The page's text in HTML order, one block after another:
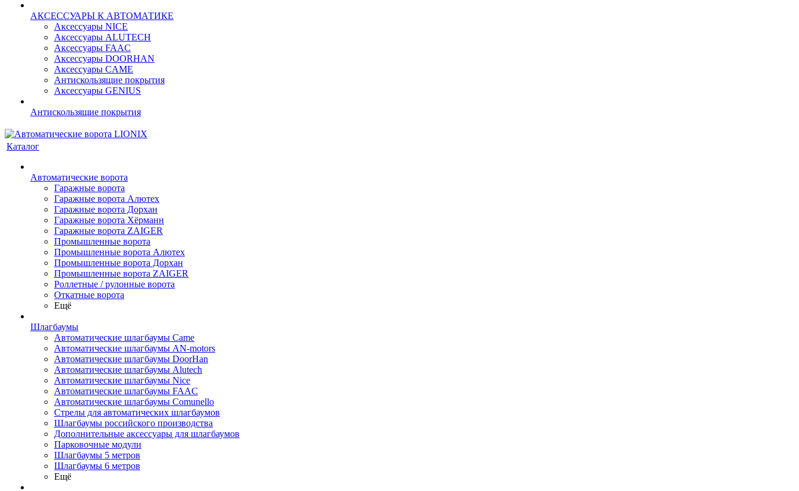
АКСЕССУАРЫ К АВТОМАТИКЕ
Аксессуары NICE
Аксессуары ALUTECH
Аксессуары FAAC
Аксессуары DOORHAN
Аксессуары CAME
Антискользящие покрытия
Аксессуары GENIUS
Антискользящие покрытия
Каталог
Автоматические ворота
Гаражные ворота
Гаражные ворота Алютех
Гаражные ворота Дорхан
Гаражные ворота Хёрманн
Гаражные ворота ZAIGER
Промышленные ворота
Промышленные ворота Алютех
Промышленные ворота Дорхан
Промышленные ворота ZAIGER
Роллетные / рулонные ворота
Откатные ворота
Ещё
Шлагбаумы
Автоматические шлагбаумы Came
Автоматические шлагбаумы AN-motors
Автоматические шлагбаумы DoorHan
Автоматические шлагбаумы Alutech
Автоматические шлагбаумы Nice
Автоматические шлагбаумы FAAC
Автоматические шлагбаумы Comunello
Стрелы для автоматических шлагбаумов
Шлагбаумы российского производства
Дополнительные аксессуары для шлагбаумов
Парковочные модули
Шлагбаумы 5 метров
Шлагбаумы 6 метров
Ещё